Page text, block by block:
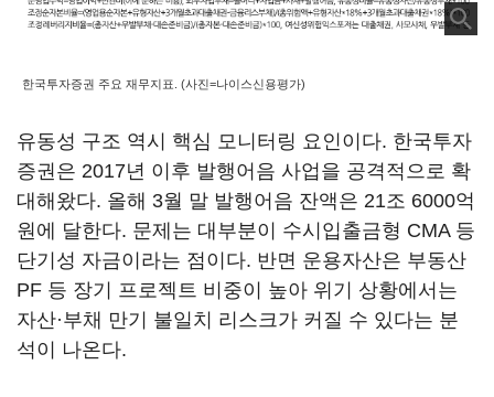
한국투자증권 주요 재무지표. (사진=나이스신용평가)
유동성 구조 역시 핵심 모니터링 요인이다. 한국투자
증권은 2017년 이후 발행어음 사업을 공격적으로 확
대해왔다. 올해 3월 말 발행어음 잔액은 21조 6000억
원에 달한다. 문제는 대부분이 수시입출금형 CMA 등
단기성 자금이라는 점이다. 반면 운용자산은 부동산
PF 등 장기 프로젝트 비중이 높아 위기 상황에서는
자산·부채 만기 불일치 리스크가 커질 수 있다는 분
석이 나온다.